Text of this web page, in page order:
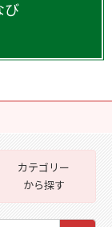
び
カテゴリー
から探す